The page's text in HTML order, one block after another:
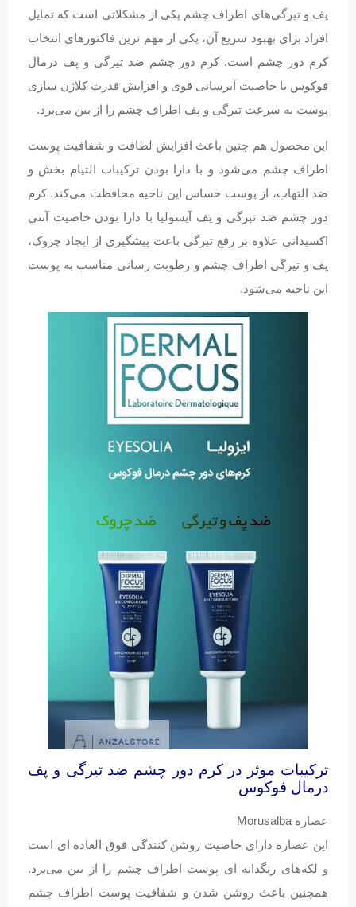
پف و تیرگی‌های اطراف چشم یکی از مشکلاتی است که تمایل
افراد برای بهبود سریع آن، یکی از مهم ترین فاکتورهای انتخاب
کرم دور چشم است. کرم دور چشم ضد تیرگی و پف درمال
فوکوس با خاصیت آبرسانی قوی و افزایش قدرت کلاژن سازی
پوست به سرعت تیرگی و پف اطراف چشم را از بین می‌برد.
این محصول هم چنین باعث افزایش لطافت و شفافیت پوست
اطراف چشم می‌شود و با دارا بودن ترکیبات التیام بخش و
ضد التهاب، از پوست حساس این ناحیه محافظت می‌کند. کرم
دور چشم ضد تیرگی و پف آیسولیا با دارا بودن خاصیت آنتی
اکسیدانی علاوه بر رفع تیرگی باعث پیشگیری از ایجاد چروک،
پف و تیرگی اطراف چشم و رطوبت رسانی مناسب به پوست
این ناحیه می‌شود.
ترکیبات موثر در کرم دور چشم ضد تیرگی و پف
درمال فوکوس
عصاره Morusalba
این عصاره دارای خاصیت روشن کنندگی فوق العاده ای است
و لکه‌های رنگدانه ای پوست اطراف چشم را از بین می‌برد.
همچنین باعث روشن شدن و شفافیت پوست اطراف چشم